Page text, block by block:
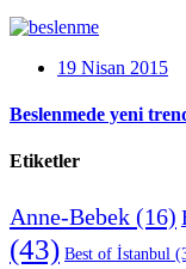
19 Nisan 2015
Beslenmede yeni
Etiketler
Anne-Bebek (16)
(43) Best of İstanbul